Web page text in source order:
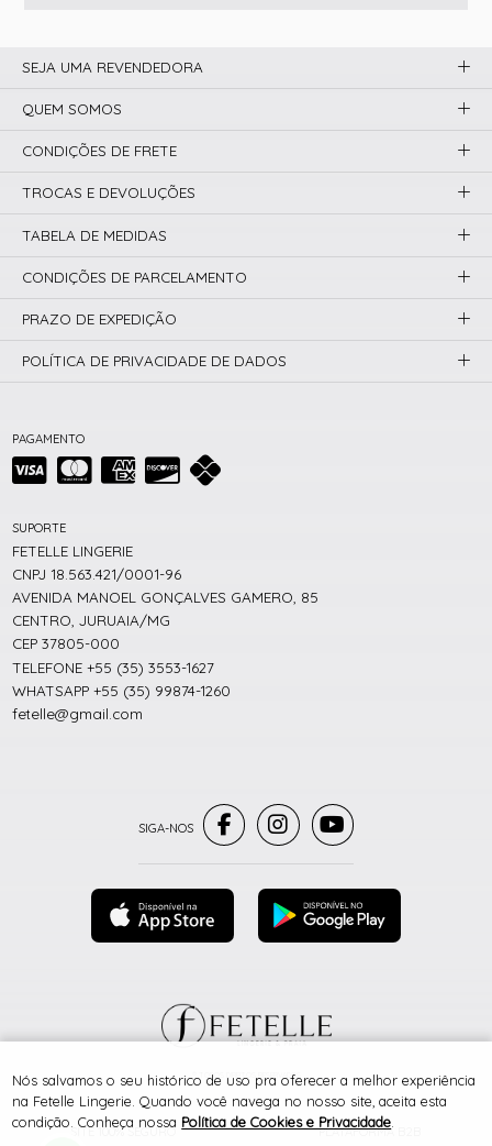
PAGAMENTO
SITE 100% SEGURO PLATAFORMA B2B
SUPORTE
FETELLE LINGERIE
CNPJ 18.563.421/0001-96
AVENIDA MANOEL GONÇALVES GAMERO, 85
CENTRO, JURUAIA/MG
CEP 37805-000
TELEFONE +55 (35) 3553-1627
WHATSAPP +55 (35) 99874-1260
fetelle@gmail.com
SEJA UMA REVENDEDORA
QUEM SOMOS
CONDIÇÕES DE FRETE
TROCAS E DEVOLUÇÕES
TABELA DE MEDIDAS
CONDIÇÕES DE PARCELAMENTO
PRAZO DE EXPEDIÇÃO
POLÍTICA DE PRIVACIDADE DE DADOS
® TODOS DIREITOS RESERVADOS
Nós salvamos o seu histórico de uso pra oferecer a melhor experiência
na Fetelle Lingerie. Quando você navega no nosso site, aceita esta
condição. Conheça nossa Política de Cookies e Privacidade